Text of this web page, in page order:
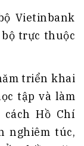
Vietinbank
trực thuộc
triển khai
tập và làm
Hồ Chí
nghiêm túc,